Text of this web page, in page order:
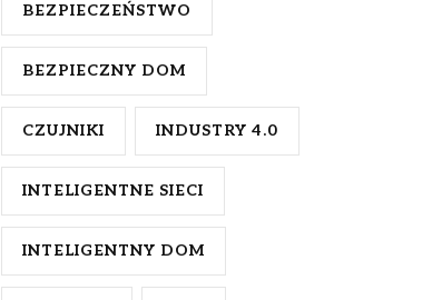
BEZPIECZEŃSTWO
BEZPIECZNY DOM
CZUJNIKI INDUSTRY 4.0
INTELIGENTNE SIECI
INTELIGENTNY DOM